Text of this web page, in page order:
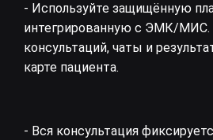
- Используйте защищённую
интегрированную с ЭМК/МИС.
консультаций, чаты и
карте пациента.
- Вся консультация